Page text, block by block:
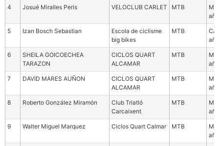
4 Josué Miralles Peris VELOCLUB CARLET MTB
5 Izan Bosch Sebastian
Escola de ciclisme
big bikes
MTB
6
SHEILA GOICOECHEA
TARAZON
CICLOS QUART
ALCAMAR
MTB
7 DAVID MARES AUÑON
CICLOS QUART
ALCAMAR
MTB
8 Roberto González Miramón
Club Triatló
Carcaixent
MTB
9 Walter Miguel Marquez Ciclos Quart Calmar MTB